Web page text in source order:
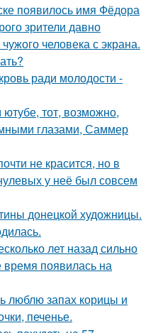
появилось имя Фёдора
зрители давно
человека с экрана.
ради молодости -
тот, возможно,
глазами, Саммер
не красится, но в
у неё был совсем
донецкой художницы.
лет назад сильно
время появилась на
люблю запах корицы и
печенье.